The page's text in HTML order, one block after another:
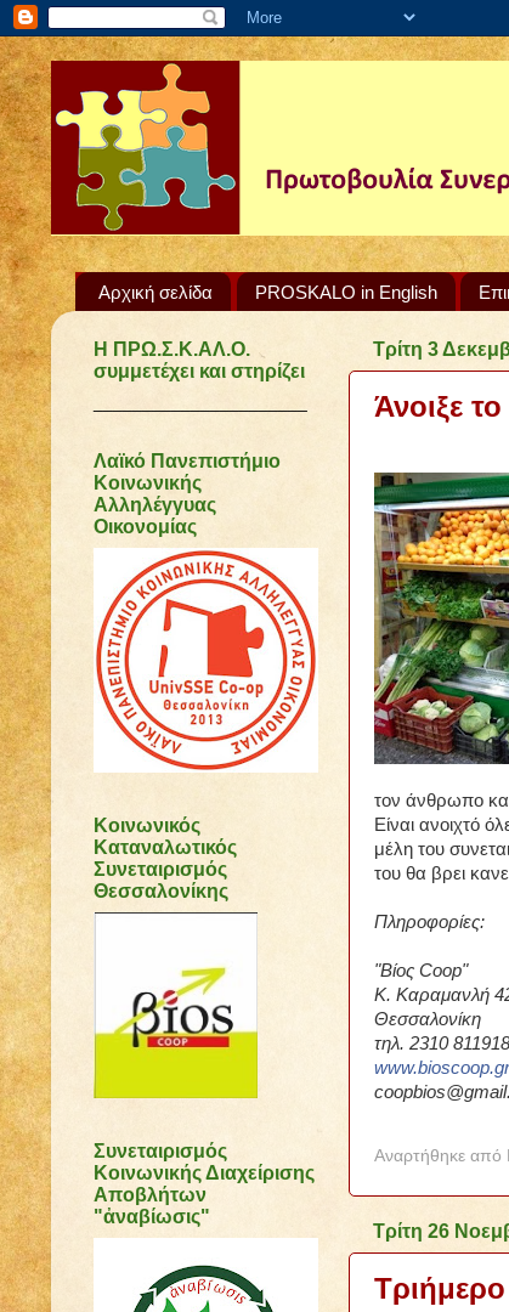
Αρχική σελίδα PROSKALO in English
Τρίτη 3
Άνοιξε
τον άνθρωπο
Είναι ανοιχτό
μέλη του
του θα βρει
Πληροφορίες:
"Βίος Coop"
Κ. Καραμανλή
Θεσσαλονίκη
τηλ. 2310 811918
www.bioscoop.gr
Αναρτήθηκε από
Τρίτη 26
Η ΠΡΩ.Σ.Κ.ΑΛ.Ο.
συμμετέχει και στηρίζει
Λαϊκό Πανεπιστήμιο
Κοινωνικής
Αλληλέγγυας
Οικονομίας
Κοινωνικός
Καταναλωτικός
Συνεταιρισμός
Θεσσαλονίκης
Συνεταιρισμός
Κοινωνικής Διαχείρισης
Αποβλήτων
"ἀναβίωσις"